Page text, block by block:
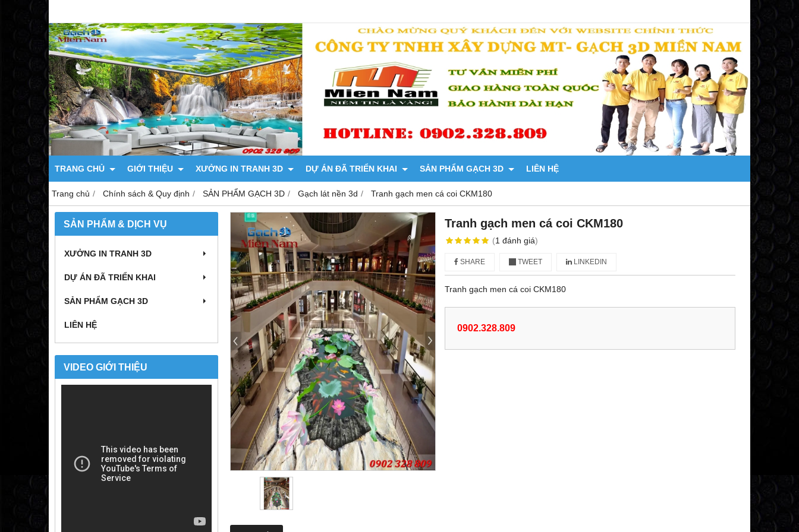
TRANG CHỦ GIỚI THIỆU XƯỞNG IN TRANH 3D DỰ ÁN ĐÃ TRIỂN KHAI SẢN PHẨM GẠCH 3D LIÊN HỆ
Trang chủ Chính sách & Quy định SẢN PHẨM GẠCH 3D Gạch lát nền 3d Tranh gạch men cá coi CKM180
SẢN PHẨM & DỊCH VỤ
XƯỞNG IN TRANH 3D
DỰ ÁN ĐÃ TRIỂN KHAI
SẢN PHẨM GẠCH 3D
LIÊN HỆ
VIDEO GIỚI THIỆU
Tranh gạch men cá coi CKM180
(1 đánh giá)
SHARE TWEET LINKEDIN
Tranh gạch men cá coi CKM180
0902.328.809